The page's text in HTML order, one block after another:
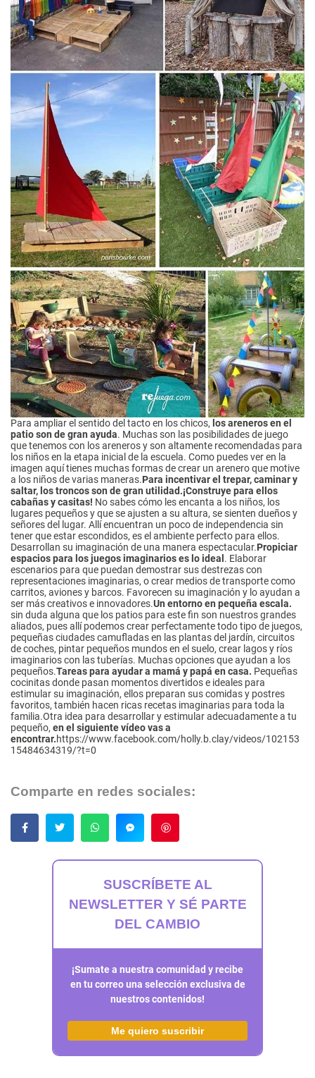
Para ampliar el sentido del tacto en los chicos, los areneros en el
patio son de gran ayuda. Muchas son las posibilidades de juego
que tenemos con los areneros y son altamente recomendadas para
los niños en la etapa inicial de la escuela. Como puedes ver en la
imagen aquí tienes muchas formas de crear un arenero que motive
a los niños de varias maneras.Para incentivar el trepar, caminar y
saltar, los troncos son de gran utilidad.¡Construye para ellos
cabañas y casitas! No sabes cómo les encanta a los niños, los
lugares pequeños y que se ajusten a su altura, se sienten dueños y
señores del lugar. Allí encuentran un poco de independencia sin
tener que estar escondidos, es el ambiente perfecto para ellos.
Desarrollan su imaginación de una manera espectacular.Propiciar
espacios para los juegos imaginarios es lo ideal. Elaborar
escenarios para que puedan demostrar sus destrezas con
representaciones imaginarias, o crear medios de transporte como
carritos, aviones y barcos. Favorecen su imaginación y lo ayudan a
ser más creativos e innovadores.Un entorno en pequeña escala.
sin duda alguna que los patios para este fin son nuestros grandes
aliados, pues allí podemos crear perfectamente todo tipo de juegos,
pequeñas ciudades camufladas en las plantas del jardín, circuitos
de coches, pintar pequeños mundos en el suelo, crear lagos y ríos
imaginarios con las tuberías. Muchas opciones que ayudan a los
pequeños.Tareas para ayudar a mamá y papá en casa. Pequeñas
cocinitas donde pasan momentos divertidos e ideales para
estimular su imaginación, ellos preparan sus comidas y postres
favoritos, también hacen ricas recetas imaginarias para toda la
familia.Otra idea para desarrollar y estimular adecuadamente a tu
pequeño, en el siguiente vídeo vas a
encontrar.https://www.facebook.com/holly.b.clay/videos/102153
15484634319/?t=0
Comparte en redes sociales:
SUSCRÍBETE AL
NEWSLETTER Y SÉ PARTE
DEL CAMBIO
¡Sumate a nuestra comunidad y recibe
en tu correo una selección exclusiva de
nuestros contenidos!
Me quiero suscribir